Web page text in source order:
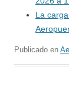
La
Publicado en